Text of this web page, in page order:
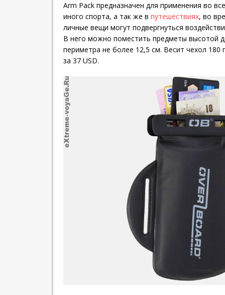
Arm Pack предназначен для применения во
иного спорта, а так же в путешествиях, во
личные вещи могут подвергнуться
В него можно поместить предметы высотой
периметра не более 12,5 см. Весит чехол 180
за 37 USD.